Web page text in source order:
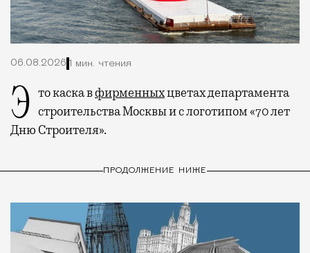
06.08.2026 1 мин. чтения
Это каска вфирменныхцветах департамента
строительства Москвы и с логотипом «70 лет
Дню Строителя».
ПРОДОЛЖЕНИЕ НИЖЕ